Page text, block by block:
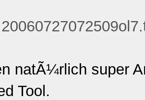
natÃ¼rlich super
Tool.